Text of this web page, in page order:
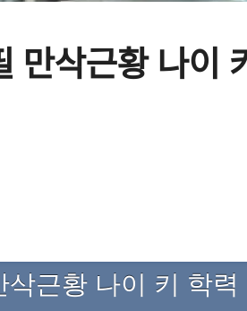
만삭근황 나이
근황 나이 키 학력